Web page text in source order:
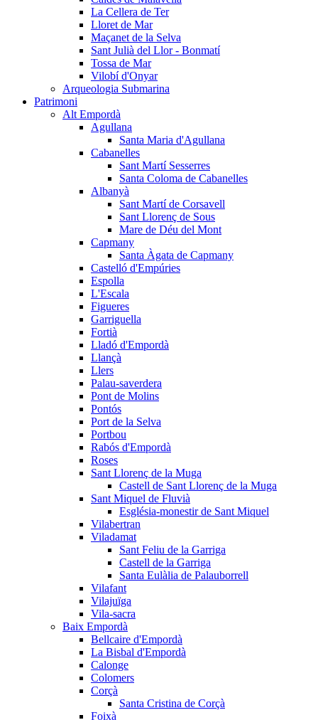
La Cellera de Ter
Lloret de Mar
Maçanet de la Selva
Sant Julià del Llor - Bonmatí
Tossa de Mar
Vilobí d'Onyar
Arqueologia Submarina
Patrimoni
Alt Empordà
Agullana
Santa Maria d'Agullana
Cabanelles
Sant Martí Sesserres
Santa Coloma de Cabanelles
Albanyà
Sant Martí de Corsavell
Sant Llorenç de Sous
Mare de Déu del Mont
Capmany
Santa Àgata de Capmany
Castelló d'Empúries
Espolla
L'Escala
Figueres
Garriguella
Fortià
Lladó d'Empordà
Llançà
Llers
Palau-saverdera
Pont de Molins
Pontós
Port de la Selva
Portbou
Rabós d'Empordà
Roses
Sant Llorenç de la Muga
Castell de Sant Llorenç de la Muga
Sant Miquel de Fluvià
Església-monestir de Sant Miquel
Vilabertran
Viladamat
Sant Feliu de la Garriga
Castell de la Garriga
Santa Eulàlia de Palauborrell
Vilafant
Vilajuïga
Vila-sacra
Baix Empordà
Bellcaire d'Empordà
La Bisbal d'Empordà
Calonge
Colomers
Corçà
Santa Cristina de Corçà
Foixà